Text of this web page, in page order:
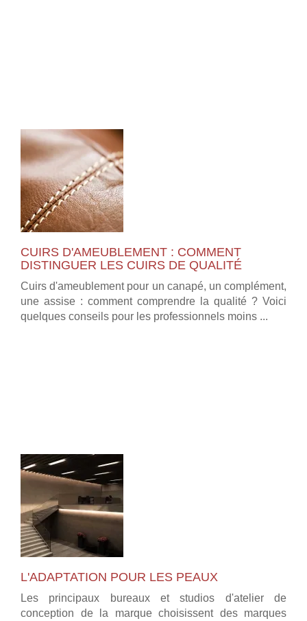
CUIRS D'AMEUBLEMENT : COMMENT
DISTINGUER LES CUIRS DE QUALITÉ
Cuirs d'ameublement pour un canapé, un complément,
une assise : comment comprendre la qualité ? Voici
quelques conseils pour les professionnels moins ...
L'ADAPTATION POUR LES PEAUX
Les principaux bureaux et studios d'atelier de
conception de la marque choisissent des marques